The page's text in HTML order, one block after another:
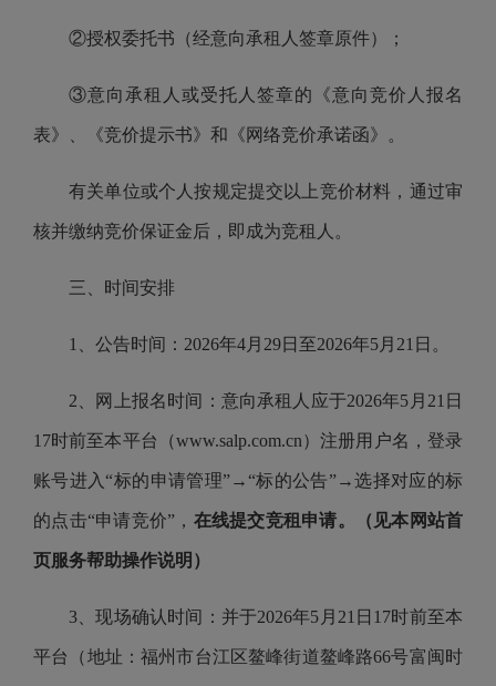
②授权委托书（经意向承租人签章原件）；
③意向承租人或受托人签章的《意向竞价人报名
表》、《竞价提示书》和《网络竞价承诺函》。
有关单位或个人按规定提交以上竞价材料，通过审
核并缴纳竞价保证金后，即成为竞租人。
三、时间安排
1、公告时间：2026年4月29日至2026年5月21日。
2、网上报名时间：意向承租人应于2026年5月21日
17时前至本平台（www.salp.com.cn）注册用户名，登录
账号进入“标的申请管理”→“标的公告”→选择对应的标
的点击“申请竞价”， 在线提交竞租申请。（见本网站首
页服务帮助操作说明）
3、现场确认时间：并于2026年5月21日17时前至本
平台（地址：福州市台江区鳌峰街道鳌峰路66号富闽时